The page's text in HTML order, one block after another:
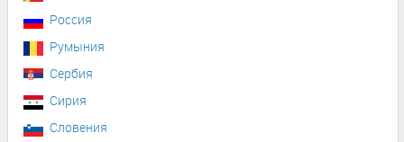
Россия
Румыния
Сербия
Сирия
Словения